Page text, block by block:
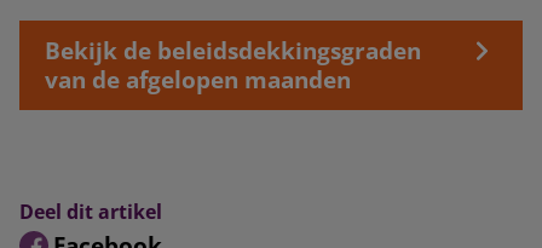
Bekijk de beleidsdekkingsgraden
van de afgelopen maanden
Deel dit artikel